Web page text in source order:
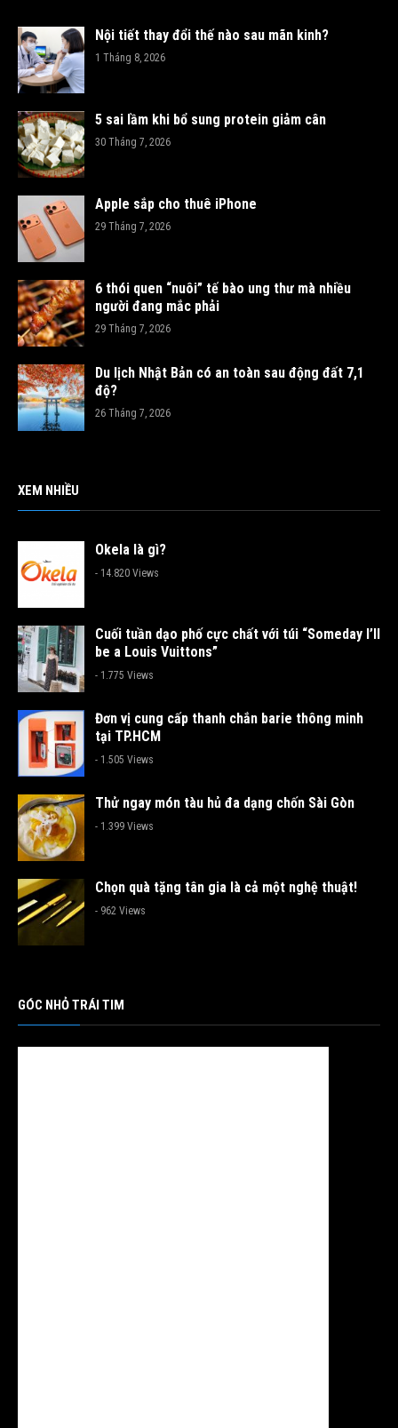
Nội tiết thay đổi thế nào sau mãn kinh?
1 Tháng 8, 2026
5 sai lầm khi bổ sung protein giảm cân
30 Tháng 7, 2026
Apple sắp cho thuê iPhone
29 Tháng 7, 2026
6 thói quen “nuôi” tế bào ung thư mà nhiều
người đang mắc phải
29 Tháng 7, 2026
Du lịch Nhật Bản có an toàn sau động đất 7,1
độ?
26 Tháng 7, 2026
XEM NHIỀU
Okela là gì?
- 14.820 Views
Cuối tuần dạo phố cực chất với túi “Someday I’ll
be a Louis Vuittons”
- 1.775 Views
Đơn vị cung cấp thanh chắn barie thông minh
tại TP.HCM
- 1.505 Views
Thử ngay món tàu hủ đa dạng chốn Sài Gòn
- 1.399 Views
Chọn quà tặng tân gia là cả một nghệ thuật!
- 962 Views
GÓC NHỎ TRÁI TIM